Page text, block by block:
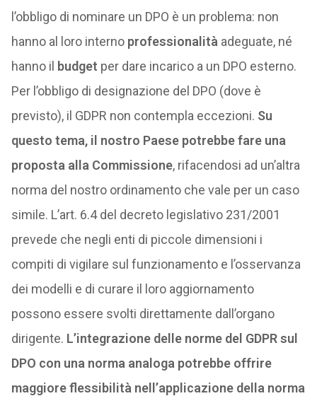
l’obbligo di nominare un DPO è un problema: non
hanno al loro interno professionalità adeguate, né
hanno il budget per dare incarico a un DPO esterno.
Per l’obbligo di designazione del DPO (dove è
previsto), il GDPR non contempla eccezioni. Su
questo tema, il nostro Paese potrebbe fare una
proposta alla Commissione, rifacendosi ad un’altra
norma del nostro ordinamento che vale per un caso
simile. L’art. 6.4 del decreto legislativo 231/2001
prevede che negli enti di piccole dimensioni i
compiti di vigilare sul funzionamento e l’osservanza
dei modelli e di curare il loro aggiornamento
possono essere svolti direttamente dall’organo
dirigente. L’integrazione delle norme del GDPR sul
DPO con una norma analoga potrebbe offrire
maggiore flessibilità nell’applicazione della norma